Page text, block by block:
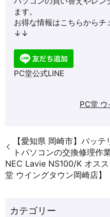
ます。
お得な情報はこちらからチ
↓↓
PC堂公式LINE
PC堂
【愛知県 岡崎市】バッ
トパソコンの交換修理作
NEC Lavie NS100/K オス
堂 ウイングタウン岡崎店】